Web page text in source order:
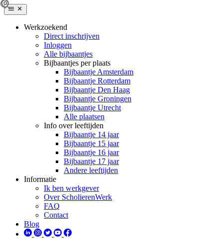
Werkzoekend
Direct inschrijven
Inloggen
Alle bijbaantjes
Bijbaantjes per plaats
Bijbaantje Amsterdam
Bijbaantje Rotterdam
Bijbaantje Den Haag
Bijbaantje Groningen
Bijbaantje Utrecht
Alle plaatsen
Info over leeftijden
Bijbaantje 14 jaar
Bijbaantje 15 jaar
Bijbaantje 16 jaar
Bijbaantje 17 jaar
Andere leeftijden
Informatie
Ik ben werkgever
Over ScholierenWerk
FAQ
Contact
Blog